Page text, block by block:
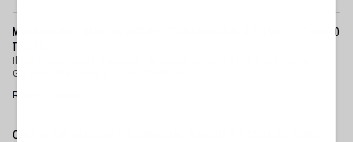
MARIO GIULIACCI, METEO-CATASTROFE: "COSA ACCADRÀ AL SUD, I MODELLI CI HANNO
TRADITO"
Il Sud Italia come il Marocco? L’anatema lo lancia il colonnello Mario
Giuliacci, che lancia un avvertimento sul f...
Roberto Tortora
COMO, 16ENNE ARRESTATO PER TERRORISMO: MANUALE PER COSTRUIRE BOMBE,